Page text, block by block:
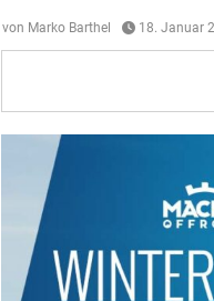
von Marko Barthel 18. Januar